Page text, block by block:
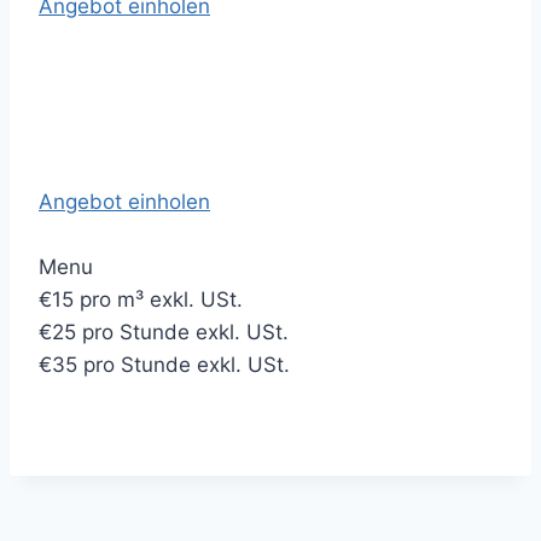
e
Angebot einholen
Angebot einholen
Menu
€15 pro m³ exkl. USt.
€25 pro Stunde exkl. USt.
€35 pro Stunde exkl. USt.